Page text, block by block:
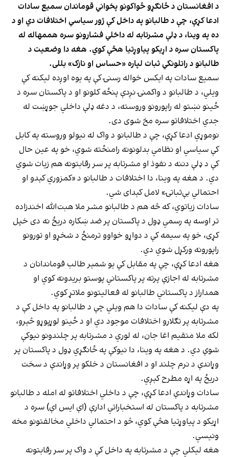
د افغانستان د ځانګړو ځواکونو پخواني قوماندان سمیع سادات
ادعا کړې، چې د طالبانو په داخل کې ژور سیاسي اختلافات دي او د
ده په وینا، د ډلې مشرتابه له داخلي فشارونو سره هممهاله له
پاکستان سره د اړیکو پیاوړتیا هڅې کوي. هغه دا وضعیت د
طالبانو د راتلونکي ثبات لپاره «حساس او نازک» بللی.
سميع سادات په ایکس خواله رسنۍ کې په یوه اوږده لیکنه کې
ویلي، د طالبانو د واکمنۍ نږدې پنځه کلونو او د پاکستان سره د
ځینو نښتو له راپورونو وروسته، د دغه ډلې داخلي جوړښت له
جدي اختلافاتو سره مخ شوی دی.
نوموړي ادعا کړې، چې د طالبانو د واک له نیولو وروسته په کابل
کې سیاسي او نظامي بدلونونه رامنځته شوي، خو په عین حال
کې د ډلې دننه د نفوذ او مشرتابه پر سر رقابتونه هم زیات شوي
دي. د هغه په وینا، دا اختلافات د طالبانو د «کمزوري کېدو او
احتمالي بې‌ثباتۍ» لامل کېدای شي.
سادات زیاتوي، که څه هم د طالبانو مشر ملا هبت‌الله اخندزاده
تر اوسه په رسمي ډول د پاکستان پر ضد ښکاره دریځ نه دی خپل
کړی، خو په سیمه کې د دواړو خواوو ترمنځ د شخړو او تورونو
راپورونه ورکړل شوي دي.
هغه ادعا کړې، چې په مقابل کې یو شمېر طالب قوماندانان د
مشرتابه له اجازې پرته پر پاکستاني پوستو بریدونه کوي او
همداراز د پاکستاني طالبانو له فعالیتونو ملاتړ کوي.
په دې لیکنه کې سادات دا هم ویلي چې د طالبانو په داخل کې د
مشرتابه پر تګلارو اختلافات موجود دي او د ځینو لوړپوړو څېرو،
لکه ملا متقیم اغا جان، له لوري د مشرتابه پر چلندونو نیوکې
شوې دي. د هغه په وینا، دا نیوکې په ځانګړي ډول د پاکستان پر
وړاندې د نرم چلند او د افغانستان د خلکو پر وړاندې د سخت
دریځ په اړه مطرح کېږي.
سادات وړاندې ادعا کړې، چې د داخلي اختلافاتو له امله د طالبانو
مشرتابه د پاکستان له استخباراتي ادارې (اې ایس اې) سره د
اړیکو د پیاوړتیا هڅې کوي، څو د احتمالي داخلي مخالفتونو مخه
ونیسي.
هغه لیکلي چې د مشرتابه په داخل کې د واک پر سر رقابتونه